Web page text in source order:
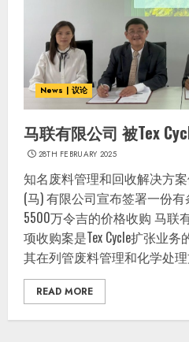
News | 议论
马联有限公司 被Tex
28TH FEBRUARY 2025
知名废料管理和回收解决方案
(马) 有限公司宣布签署一份
5500万令吉的价格收购 马联
项收购案是Tex Cycle扩张业
其在列管废料管理和化学处理
READ MORE